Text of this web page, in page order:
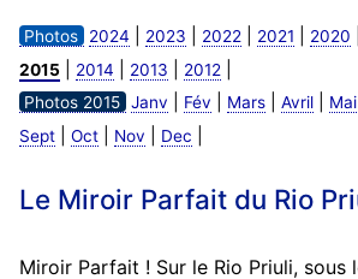
Photos 2024 2023 2022 2021 2020
2015 2014 2013 2012
Photos 2015 Janv Fév Mars| Avril| Mai
Sept| Oct| Nov Dec
Le Miroir Parfait du Rio
Miroir Parfait ! Sur le Rio Priuli, sous